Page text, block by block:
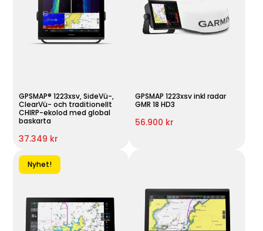
GPSMAP® 1223xsv, SideVü-,
ClearVü- och traditionellt
CHIRP-ekolod med global
baskarta
37.349 kr
GPSMAP 1223xsv inkl radar
GMR 18 HD3
56.900 kr
Nyhet!